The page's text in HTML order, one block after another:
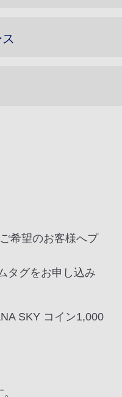
希望のお客様へプ
タグをお申し込み
SKY コイン1,000